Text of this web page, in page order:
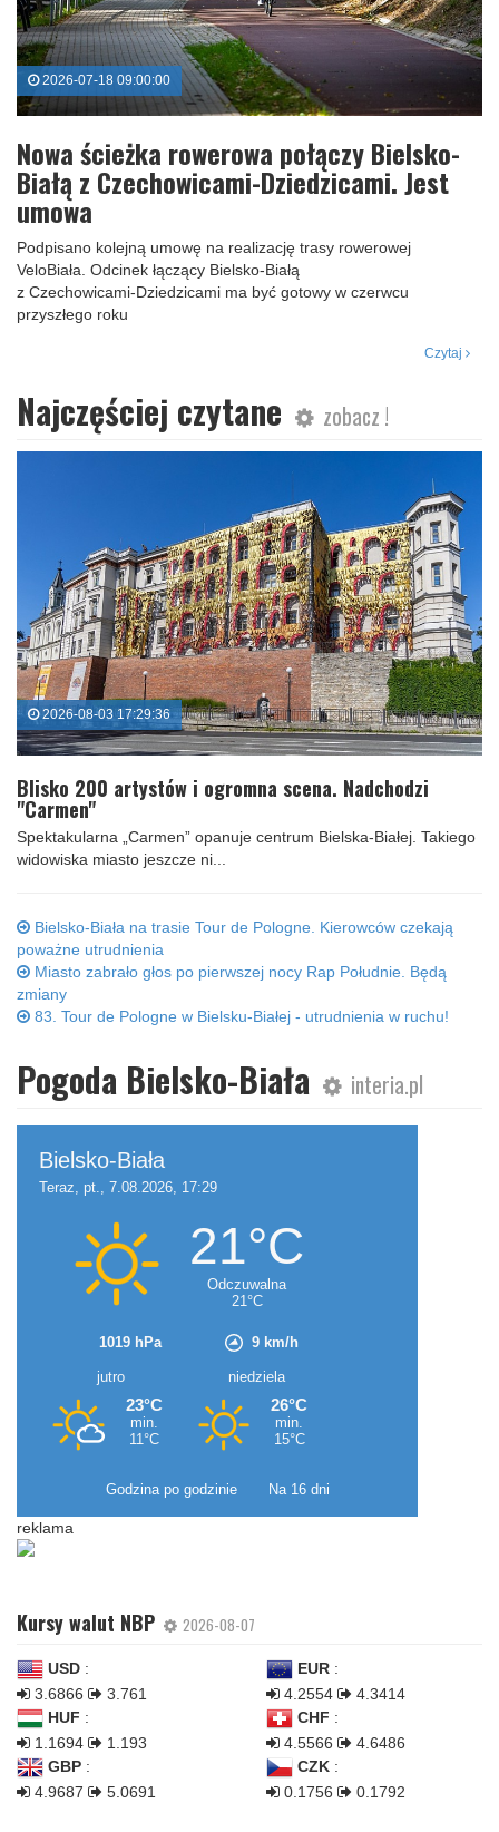
2026-07-18 09:00:00
Nowa ścieżka rowerowa połączy Bielsko-
Białą z Czechowicami-Dziedzicami. Jest
umowa
Podpisano kolejną umowę na realizację trasy rowerowej
VeloBiała. Odcinek łączący Bielsko‑Białą
z Czechowicami‑Dziedzicami ma być gotowy w czerwcu
przyszłego roku
Czytaj
Najczęściej czytane zobacz !
2026-08-03 17:29:36
Blisko 200 artystów i ogromna scena. Nadchodzi
"Carmen"
Spektakularna „Carmen” opanuje centrum Bielska-Białej. Takiego
widowiska miasto jeszcze ni...
Bielsko-Biała na trasie Tour de Pologne. Kierowców czekają
poważne utrudnienia
Miasto zabrało głos po pierwszej nocy Rap Południe. Będą
zmiany
83. Tour de Pologne w Bielsku-Białej - utrudnienia w ruchu!
Pogoda Bielsko-Biała interia.pl
Godzina po godzinie Na 16 dni
reklama
Kursy walut NBP 2026-08-07
USD :
3.6866
3.761
EUR :
4.2554
4.3414
HUF :
1.1694
1.193
CHF :
4.5566
4.6486
GBP :
4.9687
5.0691
CZK :
0.1756
0.1792